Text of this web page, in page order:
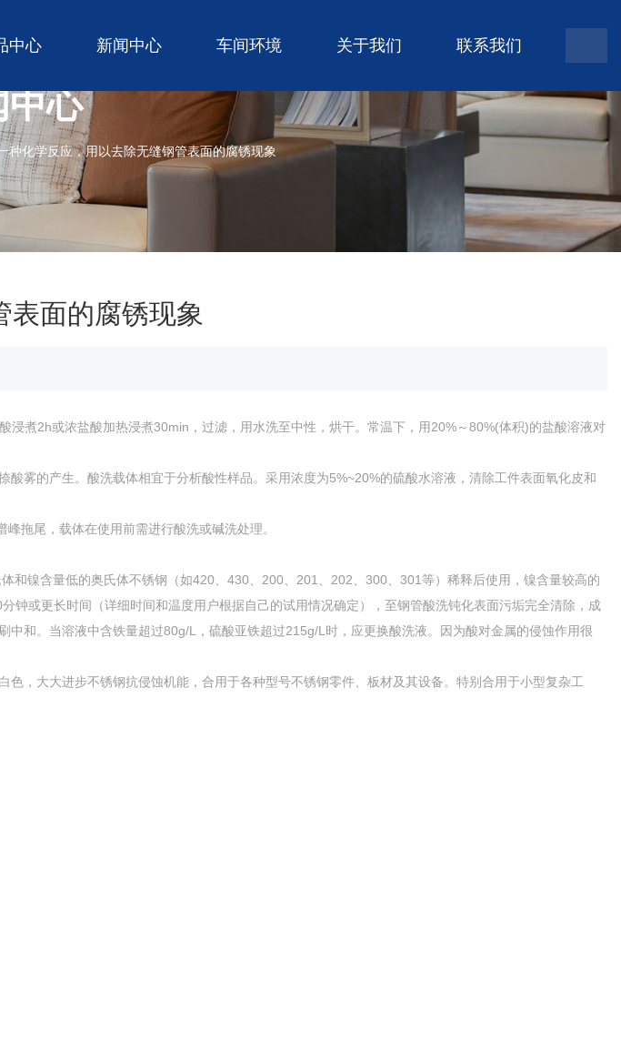
中心 新闻中心 车间环境 关于我们 联系我们
中心
种化学反应，用以去除无缝钢管表面的腐锈现象
表面的腐锈现象
煮2h或浓盐酸加热浸煮30min，过滤，用水洗至中性，烘干。常温下，用20%～80%(体积)的盐酸溶液对
雾的产生。酸洗载体相宜于分析酸性样品。采用浓度为5%~20%的硫酸水溶液，清除工件表面氧化皮和
拖尾，载体在使用前需进行酸洗或碱洗处理。
镍含量低的奥氏体不锈钢（如420、430、200、201、202、300、301等）稀释后使用，镍含量较高的
或更长时间（详细时间和温度用户根据自己的试用情况确定），至钢管酸洗钝化表面污垢完全清除，成
和。当溶液中含铁量超过80g/L，硫酸亚铁超过215g/L时，应更换酸洗液。因为酸对金属的侵蚀作用很
，大大进步不锈钢抗侵蚀机能，合用于各种型号不锈钢零件、板材及其设备。特别合用于小型复杂工